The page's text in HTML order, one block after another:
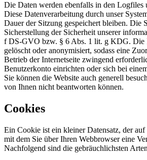
Die Daten werden ebenfalls in den Logfiles
Diese Datenverarbeitung durch unser
Dauer der Sitzung gespeichert bleiben. Die
Sicherstellung der Sicherheit unserer
f DS-GVO bzw. § 6 Abs. 1 lit. g KDG. Die
gelöscht oder anonymisiert, sodass eine
Betrieb der Internetseite zwingend
Benutzerkonto einrichten oder sich bei
Sie können die Website auch generell
von Ihnen nicht beantworten können.
Cookies
Ein Cookie ist ein kleiner Datensatz, der
mit dem Sie über Ihren Webbrowser eine
Nachfolgend sind die gebräuchlichsten